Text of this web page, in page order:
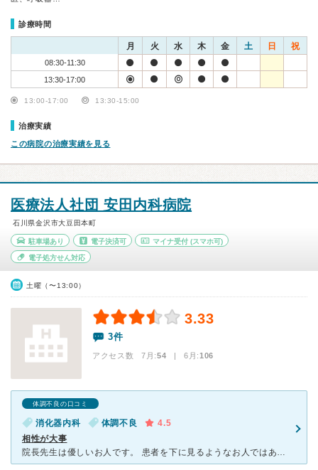
診療時間
月 火 水 木 金 土 日 祝
08:30-11:30
13:30-17:00
13:00-17:00 13:30-15:00
治療実績
この病院の治療実績を見る
医療法人社団 安田内科病院
石川県金沢市大豆田本町
駐車場あり 電子決済可 マイナ受付 (スマホ可)
電子処方せん対応
土曜（〜13:00）
3.33
3件
アクセス数 7月:54 | 6月:106
体調不良の口コミ
消化器内科 体調不良
4.5
相性が大事
院長先生は優しいお人です。 患者を下に見るようなお人ではありません。 全然偉ぶることはなく、何を聞いても安心な感じを受けます。 また実際にこちらの質問に面倒くさがらずに答えて下さりま